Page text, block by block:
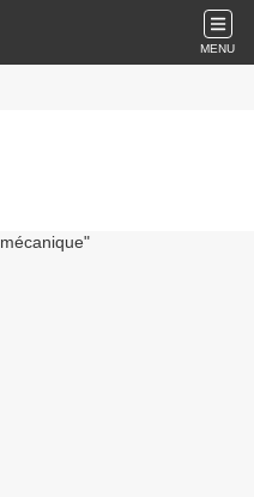
MENU